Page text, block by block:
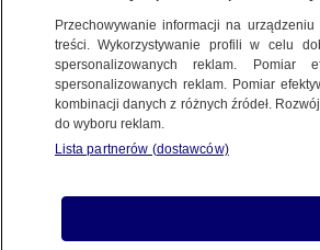
Udostępnij
Przechowywanie informacji na
treści. Wykorzystywanie profili w celu
spersonalizowanych reklam. Pomiar
spersonalizowanych reklam. Pomiar
kombinacji danych z różnych źródeł.
do wyboru reklam.
Lista partnerów (dostawców)